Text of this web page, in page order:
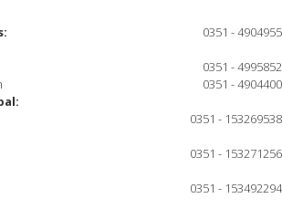
0351 - 4904955
0351 - 4995852
0351 - 4904400
0351 - 153269538
0351 - 153271256
0351 - 153492294